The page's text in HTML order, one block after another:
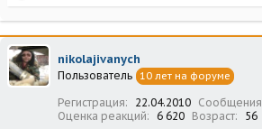
а
к
ц
и
и
nikolajivanych
Пользователь 10 лет на форуме
Регистрация 22.04.2010 Сообщения
Оценка реакций
6 620 Возраст 56